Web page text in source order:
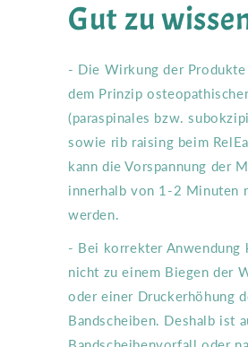
Gut zu
- Die Wirkung der
dem Prinzip
(paraspinales bzw.
sowie rib raising beim
kann die Vorspannung der
innerhalb von 1-2 Minuten
werden.
- Bei korrekter Anwendung
nicht zu einem Biegen der
oder einer Druckerhöhung
Bandscheiben. Deshalb ist